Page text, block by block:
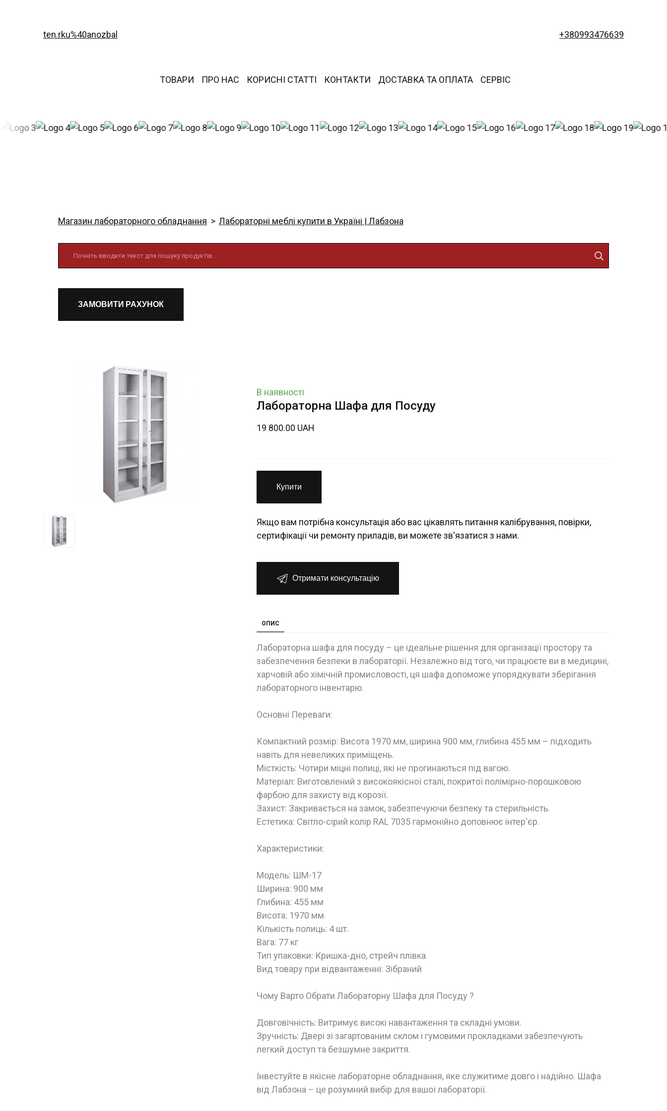
ten.rku%40anozbal +380993476639
ТОВАРИ ПРО НАС КОРИСНІ СТАТТІ КОНТАКТИ ДОСТАВКА ТА ОПЛАТА СЕРВІС
Магазин лабораторного обладнання Лабораторні меблі купити в Україні | Лабзона
ЗАМОВИТИ РАХУНОК
В наявності
Лабораторна Шафа для Посуду
19 800.00 UAH
Купити
Якщо вам потрібна консультація або вас цікавлять питання калібрування, повірки,
сертифікації чи ремонту приладів, ви можете зв'язатися з нами.
Отримати консультацію
ОПИС
Лабораторна шафа для посуду – це ідеальне рішення для організації простору та
забезпечення безпеки в лабораторії. Незалежно від того, чи працюєте ви в медицині,
харчовій або хімічній промисловості, ця шафа допоможе упорядкувати зберігання
лабораторного інвентарю.
Основні Переваги:
Компактний розмір: Висота 1970 мм, ширина 900 мм, глибина 455 мм – підходить
навіть для невеликих приміщень.
Місткість: Чотири міцні полиці, які не прогинаються під вагою.
Матеріал: Виготовлений з високоякісної сталі, покритої полімірно-порошковою
фарбою для захисту від корозії.
Захист: Закривається на замок, забезпечуючи безпеку та стерильність.
Естетика: Світло-сірий колір RAL 7035 гармонійно доповнює інтер'єр.
Характеристики:
Модель: ШМ-17
Ширина: 900 мм
Глибина: 455 мм
Висота: 1970 мм
Кількість полиць: 4 шт.
Вага: 77 кг
Тип упаковки: Кришка-дно, стрейч плівка
Вид товару при відвантаженні: Зібраний
Чому Варто Обрати Лабораторну Шафа для Посуду ?
Довговічність: Витримує високі навантаження та складні умови.
Зручність: Двері зі загартованим склом і гумовими прокладками забезпечують
легкий доступ та безшумне закриття.
Інвестуйте в якісне лабораторне обладнання, яке служитиме довго і надійно. Шафа
від Лабзона – це розумний вибір для вашої лабораторії.